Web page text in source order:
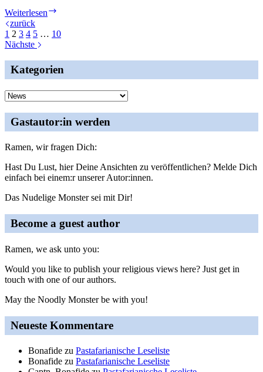
Weiterlesen
Day!
zurück
1 2 3 4 5 … 10
Nächste
Kategorien
Kategorien
Gastautor:in werden
Ramen, wir fragen Dich:
Hast Du Lust, hier Deine Ansichten zu veröffentlichen? Melde Dich
einfach bei einem:r unserer Autor:innen.
Das Nudelige Monster sei mit Dir!
Become a guest author
Ramen, we ask unto you:
Would you like to publish your religious views here? Just get in
touch with one of our authors.
May the Noodly Monster be with you!
Neueste Kommentare
Bonafide zu Pastafarianische Leseliste
Bonafide zu Pastafarianische Leseliste